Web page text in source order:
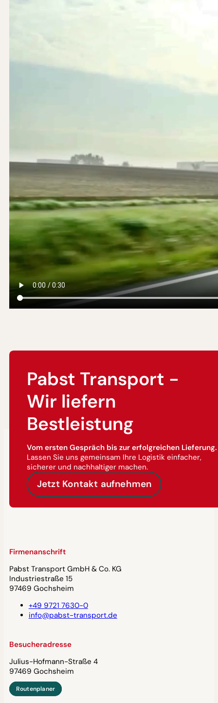
Pabst Transport -
Wir liefern
Bestleistung
Vom ersten Gespräch bis zur erfolgreichen Lieferung.
Lassen Sie uns gemeinsam Ihre Logistik einfacher,
sicherer und nachhaltiger machen.
Jetzt Kontakt aufnehmen
Firmenanschrift
Pabst Transport GmbH & Co. KG
Industriestraße 15
97469 Gochsheim
+49 9721 7630-0
info@pabst-transport.de
Besucheradresse
Julius-Hofmann-Straße 4
97469 Gochsheim
Routenplaner